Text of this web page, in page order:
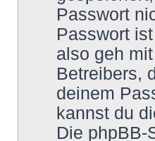
Passwort
Passwort
also geh
Betreibers,
deinem
kannst du
Die phpBB-